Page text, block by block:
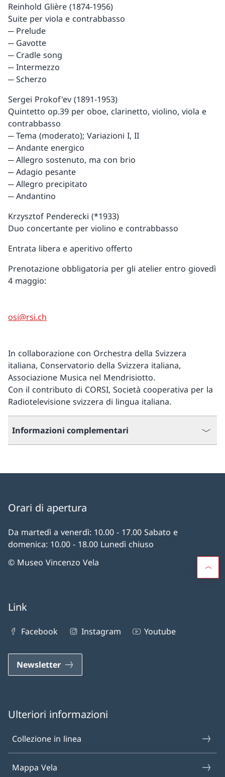
Reinhold Glière (1874-1956)
Suite per viola e contrabbasso
─ Prelude
─ Gavotte
─ Cradle song
─ Intermezzo
─ Scherzo
Sergei Prokof'ev (1891-1953)
Quintetto op.39 per oboe, clarinetto, violino, viola e
contrabbasso
─ Tema (moderato); Variazioni I, II
─ Andante energico
─ Allegro sostenuto, ma con brio
─ Adagio pesante
─ Allegro precipitato
─ Andantino
Krzysztof Penderecki (*1933)
Duo concertante per violino e contrabbasso
Entrata libera e aperitivo offerto
Prenotazione obbligatoria per gli atelier entro giovedì
4 maggio:
osi@rsi.ch
In collaborazione con Orchestra della Svizzera
italiana, Conservatorio della Svizzera italiana,
Associazione Musica nel Mendrisiotto.
Con il contributo di CORSI, Società cooperativa per la
Radiotelevisione svizzera di lingua italiana.
Informazioni complementari
Orari di apertura
Da martedì a venerdì: 10.00 - 17.00 Sabato e
domenica: 10.00 - 18.00 Lunedì chiuso
© Museo Vincenzo Vela
Link
Facebook Instagram Youtube
Newsletter
Ulteriori informazioni
Collezione in linea
Mappa Vela